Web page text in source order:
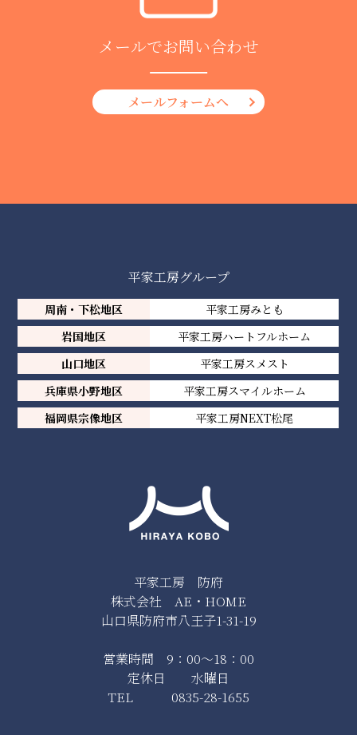
メールでお問い合わせ
メールフォームへ
平家工房 防府
株式会社 AE・HOME
山口県防府市八王子1-31-19
営業時間 9：00～18：00
定休日 水曜日
TEL 0835-28-1655
平家工房グループ
周南・下松地区
平家工房みとも
岩国地区
平家工房ハートフルホーム
山口地区
平家工房スメスト
兵庫県小野地区
平家工房スマイルホーム
福岡県宗像地区
平家工房NEXT松尾